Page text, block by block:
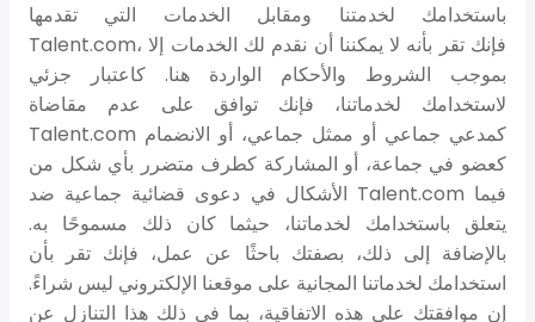
باستخدامك لخدمتنا ومقابل الخدمات التي تقدمها
Talent.com، فإنك تقر بأنه لا يمكننا أن نقدم لك الخدمات إلا
بموجب الشروط والأحكام الواردة هنا. كاعتبار جزئي
لاستخدامك لخدماتنا، فإنك توافق على عدم مقاضاة
Talent.com كمدعي جماعي أو ممثل جماعي، أو الانضمام
كعضو في جماعة، أو المشاركة كطرف متضرر بأي شكل من
الأشكال في دعوى قضائية جماعية ضد Talent.com فيما
يتعلق باستخدامك لخدماتنا، حيثما كان ذلك مسموحًا به.
بالإضافة إلى ذلك، بصفتك باحثًا عن عمل، فإنك تقر بأن
استخدامك لخدماتنا المجانية على موقعنا الإلكتروني ليس شراءً.
إن موافقتك على هذه الاتفاقية، بما في ذلك هذا التنازل عن